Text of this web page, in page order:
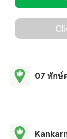
07 ทักษ์